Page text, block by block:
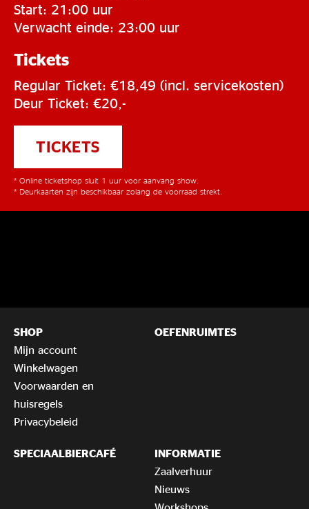
Start: 21:00 uur
Verwacht einde: 23:00 uur
Tickets
Regular Ticket: €18,49 (incl. servicekosten)
Deur Ticket: €20,-
TICKETS
* Online ticketshop sluit 1 uur voor aanvang show.
* Deurkaarten zijn beschikbaar zolang de voorraad strekt.
SHOP
Mijn account
Winkelwagen
Voorwaarden en
huisregels
Privacybeleid
OEFENRUIMTES
SPECIAALBIERCAFÉ
INFORMATIE
Zaalverhuur
Nieuws